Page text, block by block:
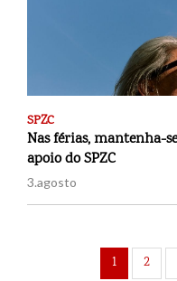
SPZC
Nas férias, mantenha-
apoio do SPZC
3.agosto
1 2